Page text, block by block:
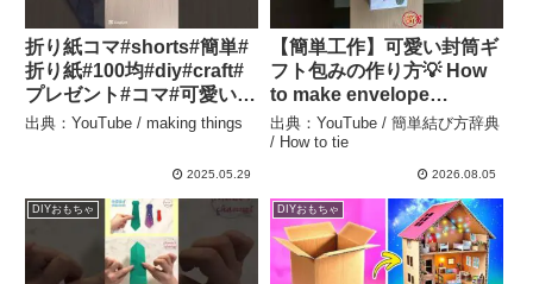
折り紙コマ#shorts#簡単#
折り紙#100均#diy#craft#
プレゼント#コマ#可愛い#
子供 – making things
出典：YouTube / making things
2025.05.29
【簡単工作】可愛い封筒ギ
フト包みの作り方💡 How
to make envelope
wrapping✨お店みたいな
高見えプチギフト箱♡お菓
子袋・手作り・DIY・保存
結び方辞典 / How to tie
出典：YouTube / 簡単結び方辞典
/ How to tie
2026.08.05
DIYおもちゃ DIYおもちゃ